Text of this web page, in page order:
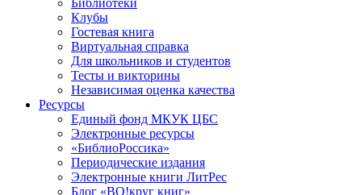
Библиотеки
Клубы
Гостевая книга
Виртуальная справка
Для школьников и студентов
Тесты и викторины
Независимая оценка качества
Ресурсы
Единый фонд МКУК ЦБС
Электронные ресурсы
«БиблиоРоссика»
Периодические издания
Электронные книги ЛитРес
Блог «ВО!круг книг»